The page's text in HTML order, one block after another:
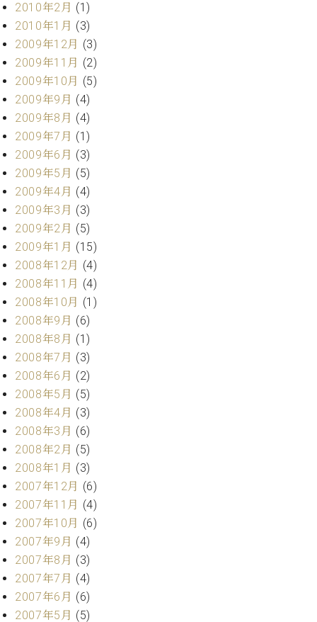
2010年2月 (1)
2010年1月 (3)
2009年12月 (3)
2009年11月 (2)
2009年10月 (5)
2009年9月 (4)
2009年8月 (4)
2009年7月 (1)
2009年6月 (3)
2009年5月 (5)
2009年4月 (4)
2009年3月 (3)
2009年2月 (5)
2009年1月 (15)
2008年12月 (4)
2008年11月 (4)
2008年10月 (1)
2008年9月 (6)
2008年8月 (1)
2008年7月 (3)
2008年6月 (2)
2008年5月 (5)
2008年4月 (3)
2008年3月 (6)
2008年2月 (5)
2008年1月 (3)
2007年12月 (6)
2007年11月 (4)
2007年10月 (6)
2007年9月 (4)
2007年8月 (3)
2007年7月 (4)
2007年6月 (6)
2007年5月 (5)